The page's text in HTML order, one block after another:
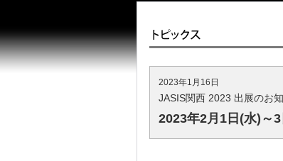
2023年1月16日
JASIS関西 2023 出展のお
2023年2月1日(水)～